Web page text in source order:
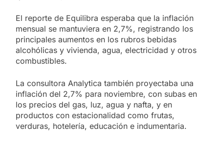
El reporte de Equilibra esperaba que la inflación
mensual se mantuviera en 2,7%, registrando los
principales aumentos en los rubros bebidas
alcohólicas y vivienda, agua, electricidad y otros
combustibles.
La consultora Analytica también proyectaba una
inflación del 2,7% para noviembre, con subas en
los precios del gas, luz, agua y nafta, y en
productos con estacionalidad como frutas,
verduras, hotelería, educación e indumentaria.